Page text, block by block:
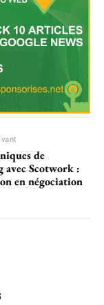
de
avec Scotwork :
en négociation